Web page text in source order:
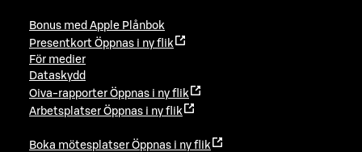
Bonus med Apple Plånbok
Presentkort Öppnas i ny flik
För medier
Dataskydd
Oiva-rapporter Öppnas i ny flik
Arbetsplatser Öppnas i ny flik
Boka mötesplatser Öppnas i ny flik